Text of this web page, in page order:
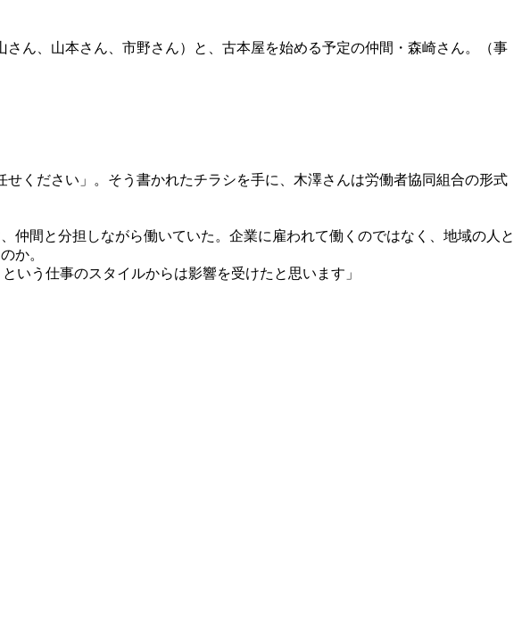
ん、山本さん、市野さん）と、古本屋を始める予定の仲間・森崎さん。（事
ください」。そう書かれたチラシを手に、木澤さんは労働者協同組合の形式
間と分担しながら働いていた。企業に雇われて働くのではなく、地域の人と
か。
いう仕事のスタイルからは影響を受けたと思います」